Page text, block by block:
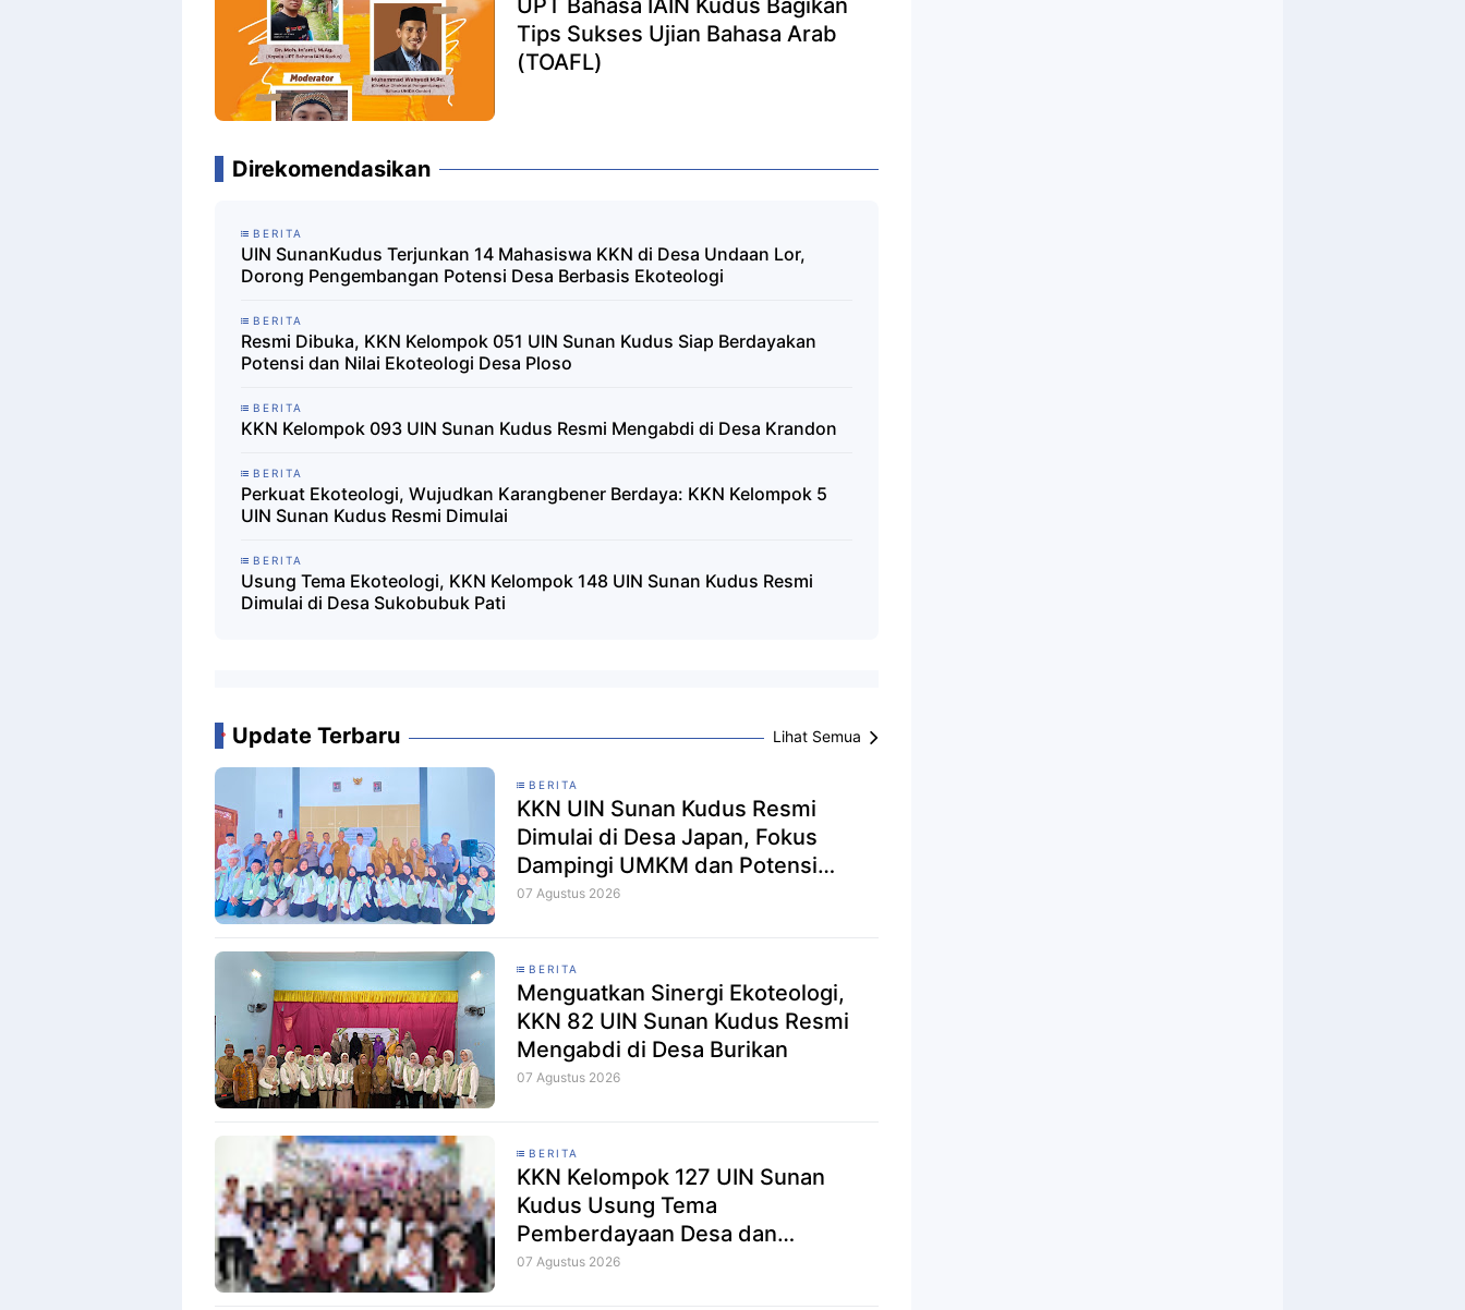
Tips Sukses Ujian Bahasa Arab
(TOAFL)
Direkomendasikan
BERITA
UIN SunanKudus Terjunkan 14 Mahasiswa KKN di Desa Undaan Lor,
Dorong Pengembangan Potensi Desa Berbasis Ekoteologi
BERITA
Resmi Dibuka, KKN Kelompok 051 UIN Sunan Kudus Siap Berdayakan
Potensi dan Nilai Ekoteologi Desa Ploso
BERITA
KKN Kelompok 093 UIN Sunan Kudus Resmi Mengabdi di Desa Krandon
BERITA
Perkuat Ekoteologi, Wujudkan Karangbener Berdaya: KKN Kelompok 5
UIN Sunan Kudus Resmi Dimulai
BERITA
Usung Tema Ekoteologi, KKN Kelompok 148 UIN Sunan Kudus Resmi
Dimulai di Desa Sukobubuk Pati
Update Terbaru Lihat Semua
BERITA
KKN UIN Sunan Kudus Resmi
Dimulai di Desa Japan, Fokus
Dampingi UMKM dan Potensi
Ekologi
07 Agustus 2026
BERITA
Menguatkan Sinergi Ekoteologi,
KKN 82 UIN Sunan Kudus Resmi
Mengabdi di Desa Burikan
07 Agustus 2026
BERITA
KKN Kelompok 127 UIN Sunan
Kudus Usung Tema
Pemberdayaan Desa dan
Ekoteologi di Desa Terangmas
07 Agustus 2026